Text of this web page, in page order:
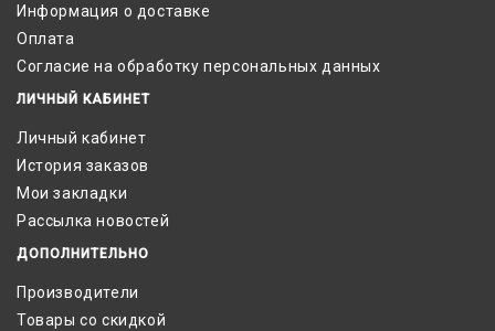
Информация о доставке
Оплата
Согласие на обработку персональных данных
ЛИЧНЫЙ КАБИНЕТ
Личный кабинет
История заказов
Мои закладки
Рассылка новостей
ДОПОЛНИТЕЛЬНО
Производители
Товары со скидкой